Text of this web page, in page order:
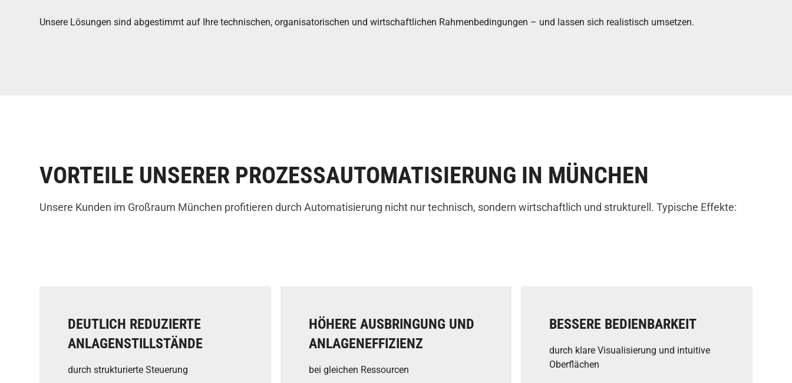
Unsere Lösungen sind abgestimmt auf Ihre technischen, organisatorischen und wirtschaftlichen Rahmenbedingungen – und lassen sich realistisch umsetzen.
VORTEILE UNSERER PROZESSAUTOMATISIERUNG IN MÜNCHEN
Unsere Kunden im Großraum München profitieren durch Automatisierung nicht nur technisch, sondern wirtschaftlich und strukturell. Typische Effekte:
DEUTLICH REDUZIERTE
ANLAGENSTILLSTÄNDE
durch strukturierte Steuerung
HÖHERE AUSBRINGUNG UND
ANLAGENEFFIZIENZ
bei gleichen Ressourcen
BESSERE BEDIENBARKEIT
durch klare Visualisierung und intuitive
Oberflächen